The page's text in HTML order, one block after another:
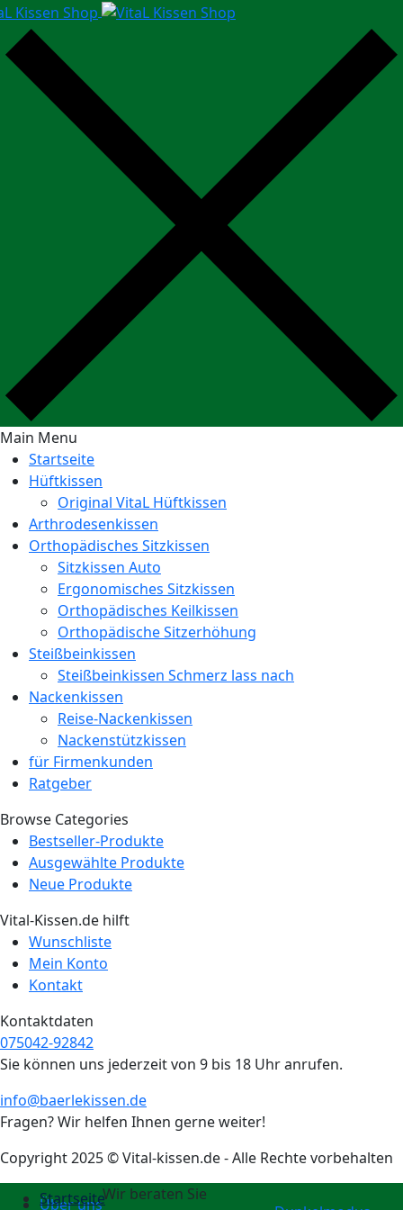
Main Menu
Startseite
Hüftkissen
Original VitaL Hüftkissen
Arthrodesenkissen
Orthopädisches Sitzkissen
Sitzkissen Auto
Ergonomisches Sitzkissen
Orthopädisches Keilkissen
Orthopädische Sitzerhöhung
Steißbeinkissen
Steißbeinkissen Schmerz lass nach
Nackenkissen
Reise-Nackenkissen
Nackenstützkissen
für Firmenkunden
Ratgeber
Browse Categories
Bestseller-Produkte
Ausgewählte Produkte
Neue Produkte
Vital-Kissen.de hilft
Wunschliste
Mein Konto
Kontakt
Kontaktdaten
075042-92842
Sie können uns jederzeit von 9 bis 18 Uhr anrufen.
info@baerlekissen.de
Fragen? Wir helfen Ihnen gerne weiter!
Copyright 2025 © Vital-kissen.de - Alle Rechte vorbehalten
Über uns
Wir beraten Sie
Startseite